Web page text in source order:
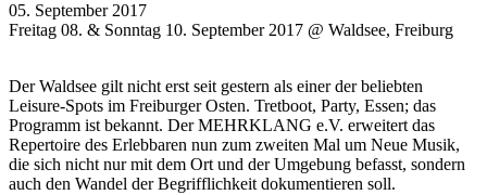
05. September 2017
Freitag 08. & Sonntag 10. September 2017 @ Waldsee, Freiburg
Der Waldsee gilt nicht erst seit gestern als einer der beliebten
Leisure-Spots im Freiburger Osten. Tretboot, Party, Essen; das
Programm ist bekannt. Der MEHRKLANG e.V. erweitert das
Repertoire des Erlebbaren nun zum zweiten Mal um Neue Musik,
die sich nicht nur mit dem Ort und der Umgebung befasst, sondern
auch den Wandel der Begrifflichkeit dokumentieren soll.